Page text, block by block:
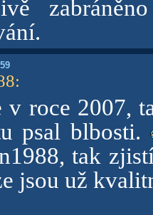
:
v roce 2007,
psal blbosti.
tak
jsou už